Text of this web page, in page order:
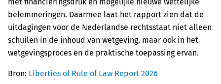
belemmeringen. Daarmee laat het rapport zien dat de
uitdagingen voor de Nederlandse rechtsstaat niet alleen
schuilen in de inhoud van wetgeving, maar ook in het
wetgevingsproces en de praktische toepassing ervan.
Bron: Liberties of Rule of Law Report 2026